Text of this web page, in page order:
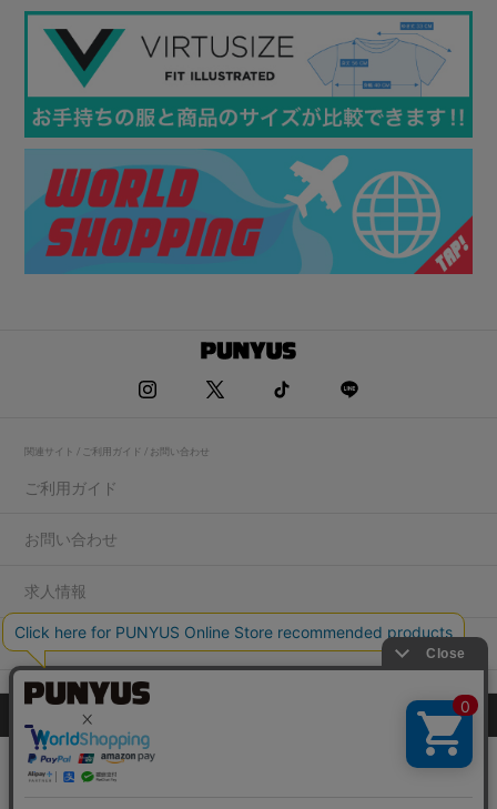
関連サイト / ご利用ガイド / お問い合わせ
ご利用ガイド
お問い合わせ
求人情報
店舗一覧
プライバシーポリシー